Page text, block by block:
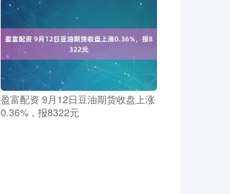
盈富配资 9月12日豆油期货收盘上涨
0.36%，报8322元